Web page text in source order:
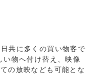
共に多くの買い物客で
物へ付け替え、映像
の放映なども可能とな